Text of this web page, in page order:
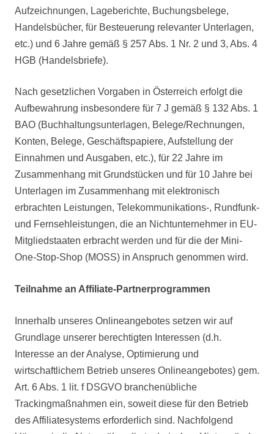
Aufzeichnungen, Lageberichte, Buchungsbelege,
Handelsbücher, für Besteuerung relevanter Unterlagen,
etc.) und 6 Jahre gemäß § 257 Abs. 1 Nr. 2 und 3, Abs. 4
HGB (Handelsbriefe).
Nach gesetzlichen Vorgaben in Österreich erfolgt die
Aufbewahrung insbesondere für 7 J gemäß § 132 Abs. 1
BAO (Buchhaltungsunterlagen, Belege/Rechnungen,
Konten, Belege, Geschäftspapiere, Aufstellung der
Einnahmen und Ausgaben, etc.), für 22 Jahre im
Zusammenhang mit Grundstücken und für 10 Jahre bei
Unterlagen im Zusammenhang mit elektronisch
erbrachten Leistungen, Telekommunikations-, Rundfunk-
und Fernsehleistungen, die an Nichtunternehmer in EU-
Mitgliedstaaten erbracht werden und für die der Mini-
One-Stop-Shop (MOSS) in Anspruch genommen wird.
Teilnahme an Affiliate-Partnerprogrammen
Innerhalb unseres Onlineangebotes setzen wir auf
Grundlage unserer berechtigten Interessen (d.h.
Interesse an der Analyse, Optimierung und
wirtschaftlichem Betrieb unseres Onlineangebotes) gem.
Art. 6 Abs. 1 lit. f DSGVO branchenübliche
Trackingmaßnahmen ein, soweit diese für den Betrieb
des Affiliatesystems erforderlich sind. Nachfolgend